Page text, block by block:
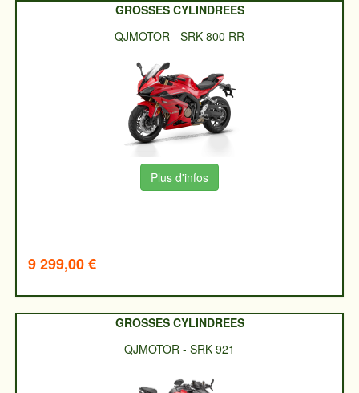
GROSSES CYLINDREES
QJMOTOR - SRK 800 RR
Plus d'infos
9 299,00 €
GROSSES CYLINDREES
QJMOTOR - SRK 921